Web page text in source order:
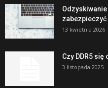
13 kwietnia 2026
Czy DDR5 się
3 listopada 2025